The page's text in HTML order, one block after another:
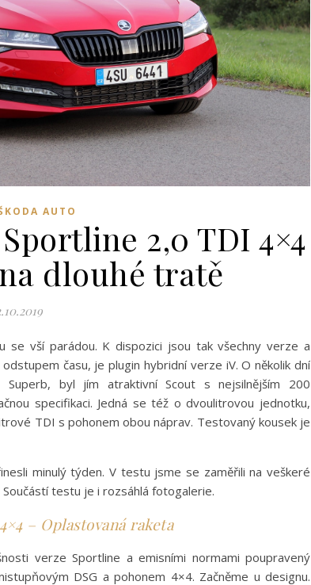
AUTO
2,0 TDI 4×4
dlouhé tratě
se vší parádou. K dispozici jsou tak všechny verze a
času, je plugin hybridní verze iV. O několik dní
byl jím atraktivní Scout s nejsilnějším 200
specifikaci. Jedná se též o dvoulitrovou jednotku,
TDI s pohonem obou náprav. Testovaný kousek je
minulý týden. V testu jsme se zaměřili na veškeré
testu je i rozsáhlá fotogalerie.
– Oplastovaná raketa
verze Sportline a emisními normami poupravený
DSG a pohonem 4×4. Začněme u designu.